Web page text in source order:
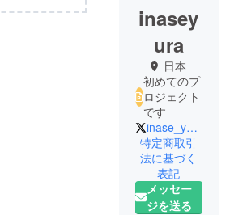
inasey
ura
日本
初めてのプ
ロジェクト
です
inase_yura
特定商取引
法に基づく
表記
メッセー
ジを送る